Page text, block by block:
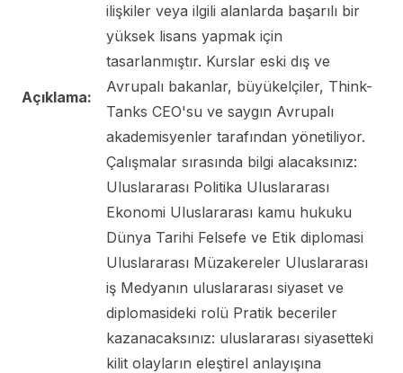
Açıklama:
ilişkiler veya ilgili alanlarda başarılı bir
yüksek lisans yapmak için
tasarlanmıştır. Kurslar eski dış ve
Avrupalı ​​bakanlar, büyükelçiler, Think-
Tanks CEO'su ve saygın Avrupalı ​​
akademisyenler tarafından yönetiliyor.
Çalışmalar sırasında bilgi alacaksınız:
Uluslararası Politika Uluslararası
Ekonomi Uluslararası kamu hukuku
Dünya Tarihi Felsefe ve Etik diplomasi
Uluslararası Müzakereler Uluslararası
iş Medyanın uluslararası siyaset ve
diplomasideki rolü Pratik beceriler
kazanacaksınız: uluslararası siyasetteki
kilit olayların eleştirel anlayışına